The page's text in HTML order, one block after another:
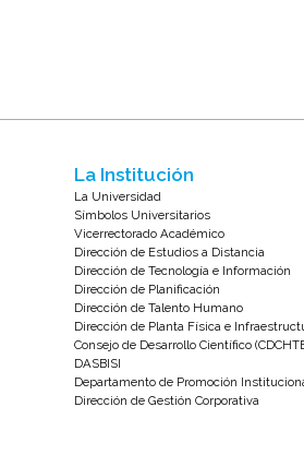
La Institución
La Universidad
Símbolos Universitarios
Vicerrectorado Académico
Dirección de Estudios a Distancia
Dirección de Tecnología e Información
Dirección de Planificación
Dirección de Talento Humano
Dirección de Planta Física e
Consejo de Desarrollo Científico
DASBISI
Departamento de Promoción
Dirección de Gestión Corporativa